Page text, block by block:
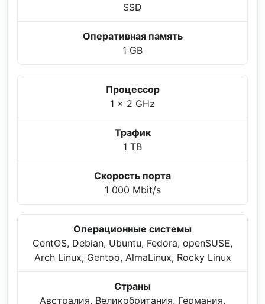
SSD
Оперативная память
1 GB
Процессор
1 x 2 GHz
Трафик
1 TB
Скорость порта
1 000 Mbit/s
Операционные системы
CentOS, Debian, Ubuntu, Fedora, openSUSE,
Arch Linux, Gentoo, AlmaLinux, Rocky Linux
Страны
Австралия, Великобритания, Германия,